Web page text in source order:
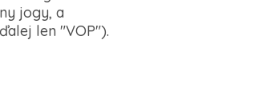
jogy, a
len "VOP").